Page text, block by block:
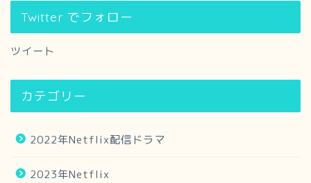
Twitter でフォロー
ツイート
カテゴリー
2022年Netflix配信ドラマ
2023年Netflix